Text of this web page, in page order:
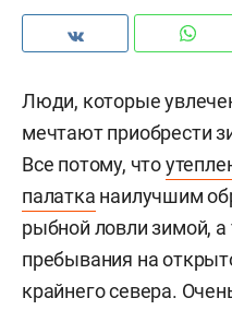
Люди, которые
мечтают приобрести
Все потому, что
палатка наилучшим
рыбной ловли зимой,
пребывания на
крайнего севера.